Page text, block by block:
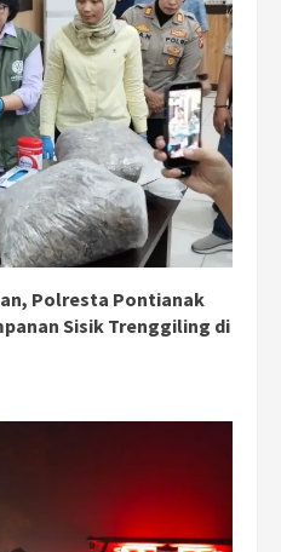
Polresta Pontianak
Sisik Trenggiling di